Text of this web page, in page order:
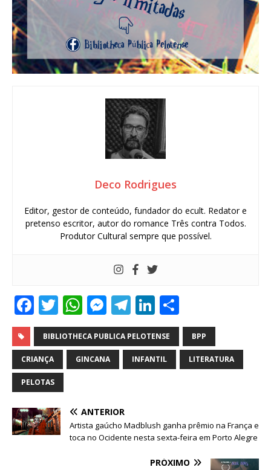
Deco Rodrigues
Editor, gestor de conteúdo, fundador do ecult. Redator e
pretenso escritor, autor do romance Três contra Todos.
Produtor Cultural sempre que possível.
F
a
c
e
b
o
o
k
T
w
it
te
W
h
at
s
p
M
e
ss
e
e
r
T
el
e
g
Li
n
k
e
h
ar
e
BIBLIOTHECA PUBLICA PELOTENSE BPP
CRIANÇA GINCANA INFANTIL LITERATURA
PELOTAS
ANTERIOR
Artista gaúcho Madblush ganha prêmio na França e
toca no Ocidente nesta sexta-feira em Porto Alegre
PRÓXIMO